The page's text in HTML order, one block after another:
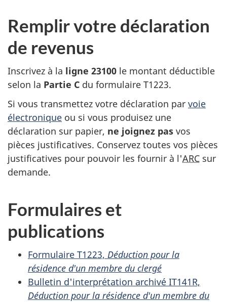
Remplir votre déclaration
de revenus
Inscrivez à la ligne 23100 le montant déductible
selon la Partie C du formulaire T1223.
Si vous transmettez votre déclaration par voie
électronique ou si vous produisez une
déclaration sur papier, ne joignez pas vos
pièces justificatives. Conservez toutes vos pièces
justificatives pour pouvoir les fournir à l'ARC sur
demande.
Formulaires et
publications
Formulaire T1223, Déduction pour la
résidence d'un membre du clergé
Bulletin d'interprétation archivé IT141R,
Déduction pour la résidence d'un membre du